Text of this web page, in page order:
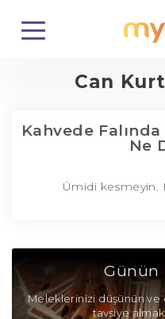
Can
Kahvede
Ne
Ümidi kesmeyin.
Günün
Meleklerinizi düşünün
tavsiye